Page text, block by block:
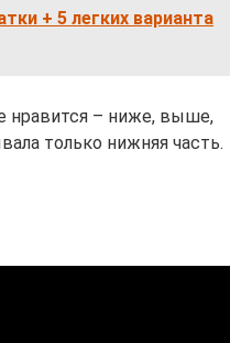
+ 5 легких варианта
нравится – ниже, выше,
только нижняя часть.